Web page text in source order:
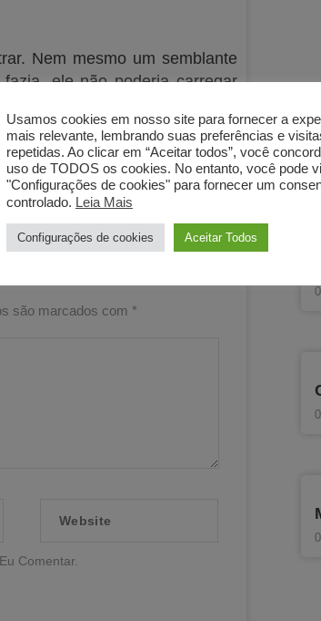
Nem mesmo um semblante
ele não poderia carregar
PRÓXIMO Next
são marcados com *
Comentar.
Usamos cookies em nosso site para fornecer a
mais relevante, lembrando suas preferências e
repetidas. Ao clicar em “Aceitar todos”, você
uso de TODOS os cookies. No entanto, você pode
"Configurações de cookies" para fornecer um
controlado. Leia Mais
Configurações de cookies Aceitar Todos